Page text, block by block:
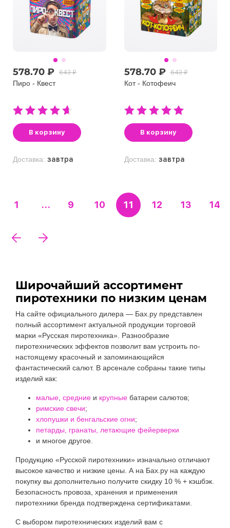
578.70 ₽ 643 ₽
Пиро - Квест
В корзину
Доставка: завтра
578.70 ₽ 643 ₽
Кот - Котофеич
В корзину
Доставка: завтра
1 ... 9 10 11 12 13 14
Широчайший ассортимент
пиротехники по низким ценам
На сайте официального дилера — Бах.ру представлен
полный ассортимент актуальной продукции торговой
марки «Русская пиротехника». Разнообразие
пиротехнических эффектов позволит вам устроить по-
настоящему красочный и запоминающийся
фантастический салют. В арсенале собраны такие типы
изделий как:
малые средние и крупные батареи салютов;
римские свечи;
хлопушки и бенгальские огни;
петарды, гранаты, летающие фейерверки
и многое другое.
Продукцию «Русской пиротехники» изначально отличают
высокое качество и низкие цены. А на Бах.ру на каждую
покупку вы дополнительно получите скидку 10 % + кэшбэк.
Безопасность провоза, хранения и применения
пиротехники бренда подтверждена сертификатами.
С выбором пиротехнических изделий вам с